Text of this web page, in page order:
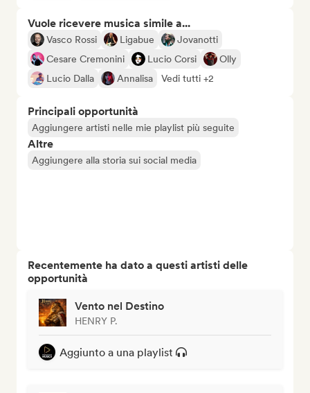
Vuole ricevere musica simile a...
Vasco Rossi Ligabue
Jovanotti
Cesare Cremonini
Lucio Corsi
Olly
Lucio Dalla
Annalisa Vedi tutti +2
Principali opportunità
Aggiungere artisti nelle mie playlist più seguite
Altre
Aggiungere alla storia sui social media
Recentemente ha dato a questi artisti delle
opportunità
Vento nel Destino
HENRY P.
Aggiunto a una playlist